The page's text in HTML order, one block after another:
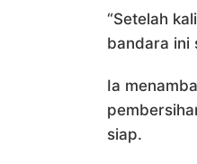
“Setelah
bandara ini
Ia
siap.